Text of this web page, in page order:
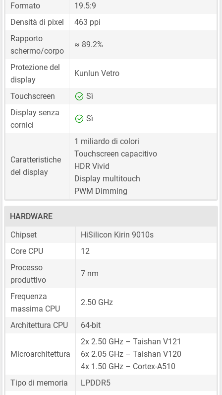
Formato
19.5:9
Densità di pixel
463 ppi
Rapporto
schermo/corpo
≈ 89.2%
Protezione del
display
Kunlun Vetro
Touchscreen
Sì
Display senza
cornici
Sì
Caratteristiche
del display
1 miliardo di colori
Touchscreen capacitivo
HDR Vivid
Display multitouch
PWM Dimming
HARDWARE
Chipset
HiSilicon Kirin 9010s
Core CPU
12
Processo
produttivo
7 nm
Frequenza
massima CPU
2.50 GHz
Architettura CPU 64-bit
Microarchitettura
2x 2.50 GHz – Taishan V121
6x 2.05 GHz – Taishan V120
4x 1.50 GHz – Cortex-A510
Tipo di memoria
LPDDR5